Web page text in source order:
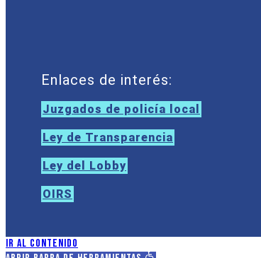
Enlaces de interés:
Juzgados de policía local
Ley de Transparencia
Ley del Lobby
OIRS
Ir al contenido